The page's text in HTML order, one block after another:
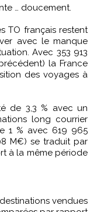
… doucement.
TO français restent
avec le manque
Avec 353 913
la France
des voyages à
de 3,3 % avec un
long courrier
1 % avec 619 965
M€) se traduit par
à la même période